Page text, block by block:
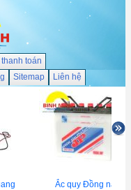
toán
Sitemap Liên hệ
Ắc quy Đồng nai